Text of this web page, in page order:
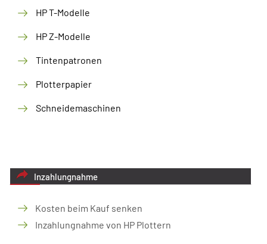
HP T-Modelle
HP Z-Modelle
Tintenpatronen
Plotterpapier
Schneidemaschinen
Inzahlungnahme
Kosten beim Kauf senken
Inzahlungnahme von HP Plottern